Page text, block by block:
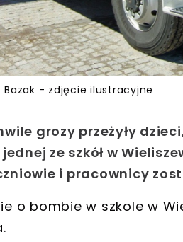
Bazak - zdjęcie ilustracyjne
grozy przeżyły
ze szkół w
i pracownicy
o bombie w szkole w